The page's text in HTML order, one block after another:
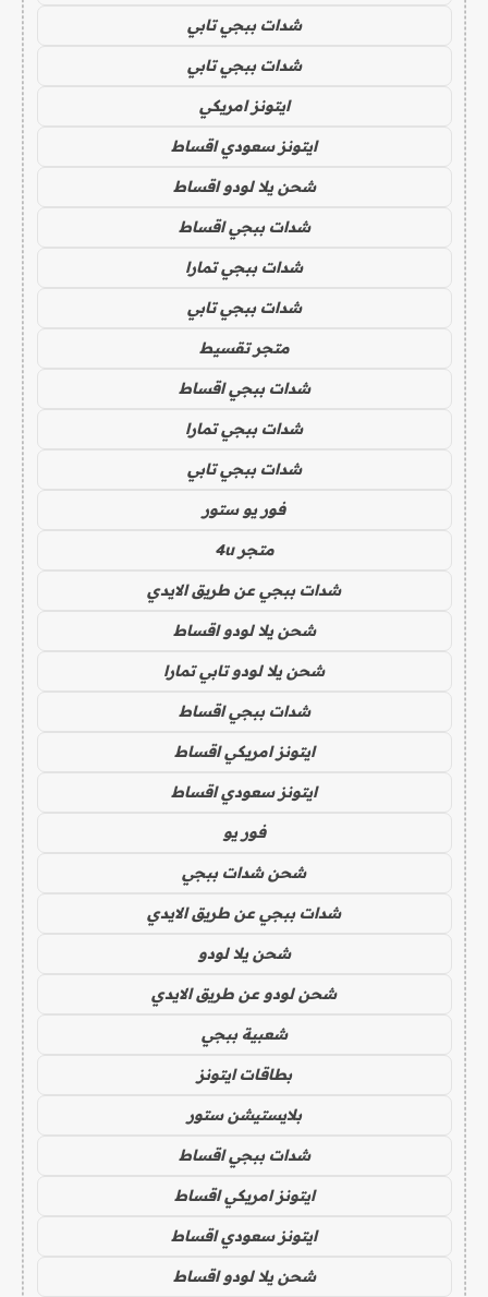
شدات ببجي تابي
شدات ببجي تابي
ايتونز امريكي
ايتونز سعودي اقساط
شحن يلا لودو اقساط
شدات ببجي اقساط
شدات ببجي تمارا
شدات ببجي تابي
متجر تقسيط
شدات ببجي اقساط
شدات ببجي تمارا
شدات ببجي تابي
فور يو ستور
متجر 4u
شدات ببجي عن طريق الايدي
شحن يلا لودو اقساط
شحن يلا لودو تابي تمارا
شدات ببجي اقساط
ايتونز امريكي اقساط
ايتونز سعودي اقساط
فور يو
شحن شدات ببجي
شدات ببجي عن طريق الايدي
شحن يلا لودو
شحن لودو عن طريق الايدي
شعبية ببجي
بطاقات ايتونز
بلايستيشن ستور
شدات ببجي اقساط
ايتونز امريكي اقساط
ايتونز سعودي اقساط
شحن يلا لودو اقساط